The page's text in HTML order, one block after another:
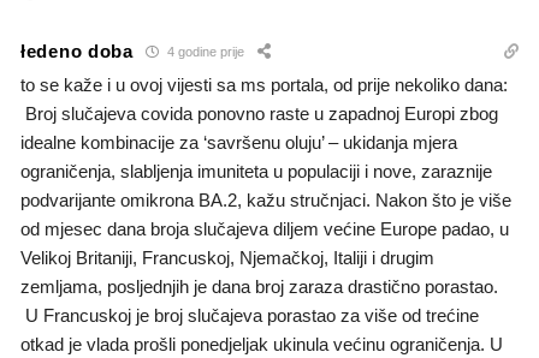
łedeno doba 4 godine prije
to se kaže i u ovoj vijesti sa ms portala, od prije nekoliko dana:
Broj slučajeva covida ponovno raste u zapadnoj Europi zbog
idealne kombinacije za ‘savršenu oluju’ – ukidanja mjera
ograničenja, slabljenja imuniteta u populaciji i nove, zaraznije
podvarijante omikrona BA.2, kažu stručnjaci. Nakon što je više
od mjesec dana broja slučajeva diljem većine Europe padao, u
Velikoj Britaniji, Francuskoj, Njemačkoj, Italiji i drugim
zemljama, posljednjih je dana broj zaraza drastično porastao.
U Francuskoj je broj slučajeva porastao za više od trećine
otkad je vlada prošli ponedjeljak ukinula većinu ograničenja. U